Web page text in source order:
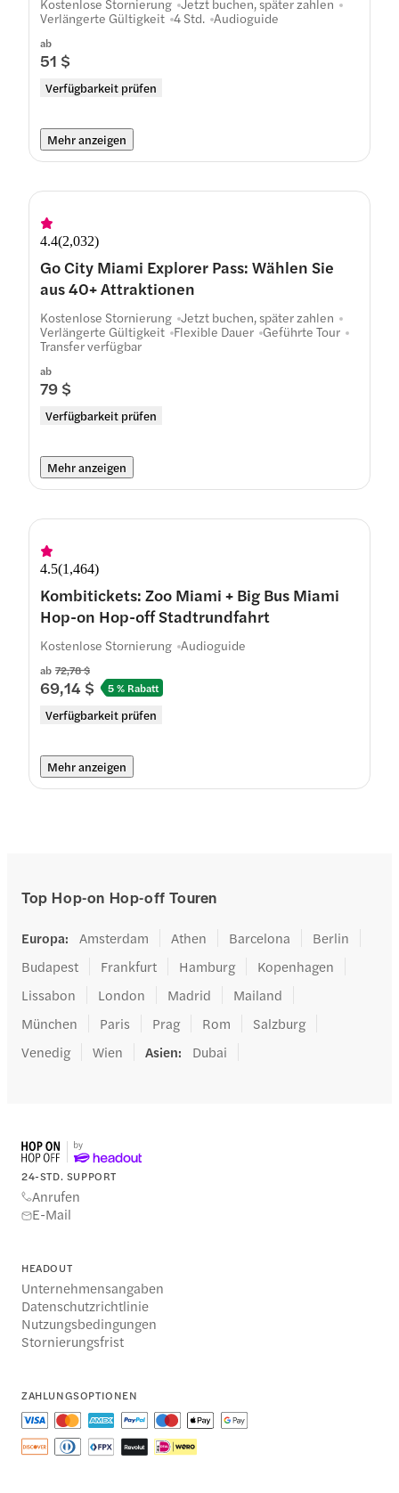
ab
51 $
Verfügbarkeit prüfen
Kostenlose Stornierung Jetzt buchen, später zahlen
Verlängerte Gültigkeit 4 Std. Audioguide
Mehr anzeigen
4.4(2,032)
Go City Miami Explorer Pass: Wählen Sie
aus 40+ Attraktionen
ab
79 $
Verfügbarkeit prüfen
Kostenlose Stornierung Jetzt buchen, später zahlen
Verlängerte Gültigkeit Flexible Dauer Geführte Tour
Transfer verfügbar
Mehr anzeigen
4.5(1,464)
Kombitickets: Zoo Miami + Big Bus Miami
Hop-on Hop-off Stadtrundfahrt
ab 72,78 $
69,14 $ 5 % Rabatt
Verfügbarkeit prüfen
Kostenlose Stornierung Audioguide
Mehr anzeigen
Top Hop-on Hop-off Touren
Europa: Amsterdam Athen Barcelona
Berlin
Budapest
Frankfurt Hamburg
Kopenhagen
Lissabon
London Madrid
Mailand
München
Paris Prag Rom
Salzburg
Venedig
Wien Asien: Dubai
24-STD. SUPPORT
Anrufen
E-Mail
HEADOUT
Unternehmensangaben
Datenschutzrichtlinie
Nutzungsbedingungen
Stornierungsfrist
ZAHLUNGSOPTIONEN